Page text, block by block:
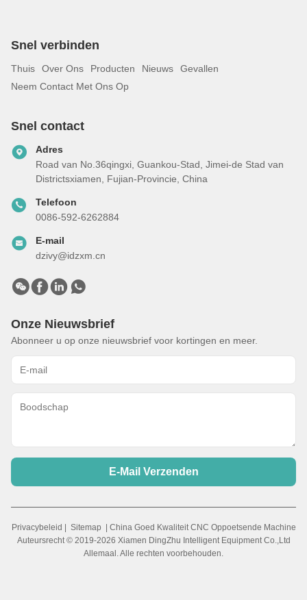
Snel verbinden
Thuis Over Ons Producten Nieuws
Gevallen
Neem Contact Met Ons Op
Snel contact
Adres
Road van No.36qingxi, Guankou-Stad, Jimei-de Stad van
Districtsxiamen, Fujian-Provincie, China
Telefoon
0086-592-6262884
E-mail
dzivy@idzxm.cn
Onze Nieuwsbrief
Abonneer u op onze nieuwsbrief voor kortingen en meer.
E-Mail Verzenden
Privacybeleid | Sitemap
Auteursrecht © 2019-2026 Xiamen DingZhu Intelligent Equipment Co.,Ltd
Allemaal. Alle rechten voorbehouden.